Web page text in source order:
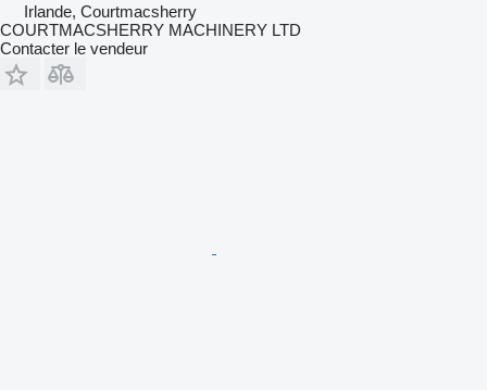
Irlande, Courtmacsherry
COURTMACSHERRY MACHINERY LTD
Contacter le vendeur